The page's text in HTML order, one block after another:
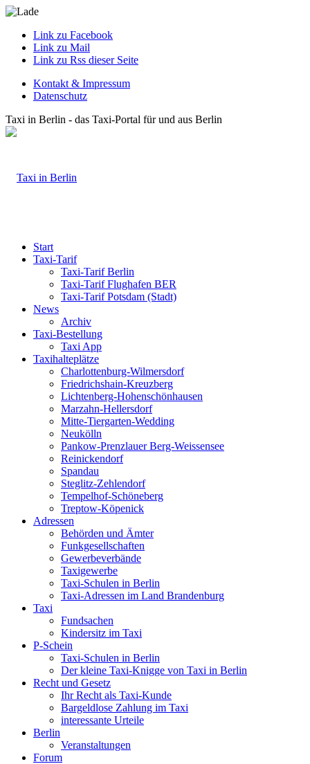
Link zu Facebook
Link zu Mail
Link zu Rss dieser Seite
Kontakt & Impressum
Datenschutz
Taxi in Berlin - das Taxi-Portal für und aus Berlin
Start
Taxi-Tarif
Taxi-Tarif Berlin
Taxi-Tarif Flughafen BER
Taxi-Tarif Potsdam (Stadt)
News
Archiv
Taxi-Bestellung
Taxi App
Taxihalteplätze
Charlottenburg-Wilmersdorf
Friedrichshain-Kreuzberg
Lichtenberg-Hohenschönhausen
Marzahn-Hellersdorf
Mitte-Tiergarten-Wedding
Neukölln
Pankow-Prenzlauer Berg-Weissensee
Reinickendorf
Spandau
Steglitz-Zehlendorf
Tempelhof-Schöneberg
Treptow-Köpenick
Adressen
Behörden und Ämter
Funkgesellschaften
Gewerbeverbände
Taxigewerbe
Taxi-Schulen in Berlin
Taxi-Adressen im Land Brandenburg
Taxi
Fundsachen
Kindersitz im Taxi
P-Schein
Taxi-Schulen in Berlin
Der kleine Taxi-Knigge von Taxi in Berlin
Recht und Gesetz
Ihr Recht als Taxi-Kunde
Bargeldlose Zahlung im Taxi
interessante Urteile
Berlin
Veranstaltungen
Forum